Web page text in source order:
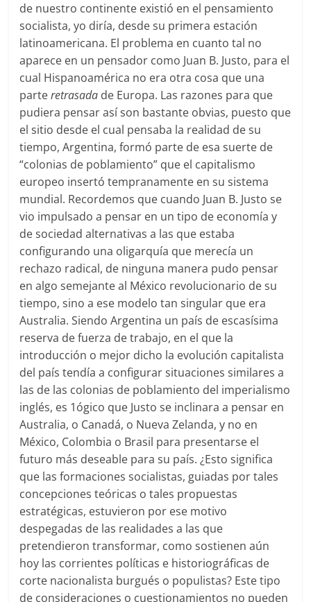
de nuestro continente existió en el pensamiento
socialista, yo diría, desde su primera estación
latinoamericana. El problema en cuanto tal no
aparece en un pensador como Juan B. Justo, para el
cual Hispanoamérica no era otra cosa que una
parteretrasada de Europa. Las razones para que
pudiera pensar así son bastante obvias, puesto que
el sitio desde el cual pensaba la realidad de su
tiempo, Argentina, formó parte de esa suerte de
“colonias de poblamiento” que el capitalismo
europeo insertó tempranamente en su sistema
mundial. Recordemos que cuando Juan B. Justo se
vio impulsado a pensar en un tipo de economía y
de sociedad alternativas a las que estaba
configurando una oligarquía que merecía un
rechazo radical, de ninguna manera pudo pensar
en algo semejante al México revolucionario de su
tiempo, sino a ese modelo tan singular que era
Australia. Siendo Argentina un país de escasísima
reserva de fuerza de trabajo, en el que la
introducción o mejor dicho la evolución capitalista
del país tendía a configurar situaciones similares a
las de las colonias de poblamiento del imperialismo
inglés, es 1ógico que Justo se inclinara a pensar en
Australia, o Canadá, o Nueva Zelanda, y no en
México, Colombia o Brasil para presentarse el
futuro más deseable para su país. ¿Esto significa
que las formaciones socialistas, guiadas por tales
concepciones teóricas o tales propuestas
estratégicas, estuvieron por ese motivo
despegadas de las realidades a las que
pretendieron transformar, como sostienen aún
hoy las corrientes políticas e historiográficas de
corte nacionalista burgués o populistas? Este tipo
de consideraciones o cuestionamientos no pueden